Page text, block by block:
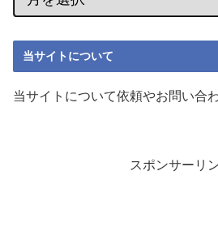
当サイトについて
当サイトについて依頼やお問い合
スポンサーリ